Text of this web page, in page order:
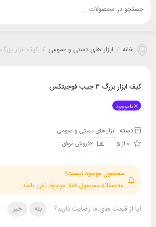
خانه / ابزار های دستی و عمومی / کیف ابزار بزرگ ۳ جیب فوجیتکس
کیف ابزار بزرگ ۳ جیب فوجیتکس
ناموجود
دسته: ابزار های دستی و عمومی
0 از 5
2فروش موفق
محصول موجود نیست!
متاسفانه محصول فعلا موجود نمی باشد.
آیا از قیمت های ما رضایت دارید؟ بله خیر